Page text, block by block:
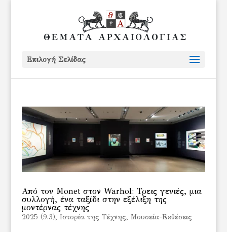
Επιλογή Σελίδας
Από τον Monet στον Warhol: Τρεις γενιές, μια
συλλογή, ένα ταξίδι στην εξέλιξη της
μοντέρνας τέχνης
2025 (9.3), Ιστορία της Τέχνης, Μουσεία-Εκθέσεις